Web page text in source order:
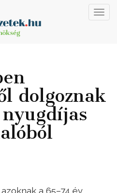
dolgoznak
a 65–74 év